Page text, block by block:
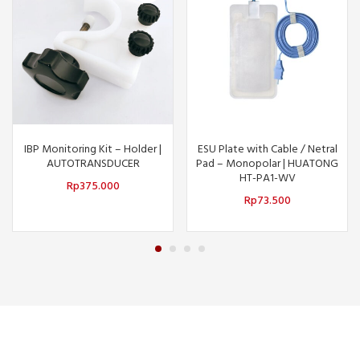
IBP Monitoring Kit – Holder |
AUTOTRANSDUCER
Rp375.000
ESU Plate with Cable / Netral
Pad – Monopolar | HUATONG
HT-PA1-WV
Rp73.500